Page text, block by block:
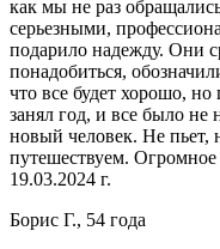
как мы не раз
серьезными,
подарило надежду. Они
понадобиться,
что все будет хорошо, но
занял год, и все было
новый человек. Не пьет,
путешествуем. Огромное
19.03.2024 г.
Борис Г., 54 года